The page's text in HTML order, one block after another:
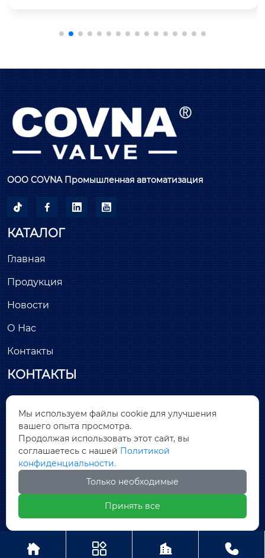
ндартное напряжение 220 в переменного ток
для большинства типов воздуха, воды, легкого
масла, топлива, растворителей, спирта и мног
их кислот, опционально epdm или viton.
тип привода: электрический привод интеллек
туального типа, электрический привод модул
ирующего/регулирующего типа, электрическ
ий привод управления включением/выключе
нием для бабочковидного клапана, шарового
крана, задвижки, шарового клапана.
модель: hk60-d-ms
диапазон размеров: от 2” до 16”
диапазон давления: от 1,6 мпа до 6,4 мпа
ООО COVNA Промышленная автоматизация
   
КАТАЛОГ
Главная
Продукция
Новости
О Нас
Контакты
КОНТАКТЫ
 Лунчан, улица Хантанг, № 26, Цяньтоу, район
Дунчэн, город Дунгуань, провинция Гуандун
 sales@covnamall.com

Copyright © ООО COVNA Промышленная
автоматизация
   
Мы используем файлы cookie для улучшения
вашего опыта просмотра.
Продолжая использовать этот сайт, вы
соглашаетесь с нашей Политикой
конфиденциальности.
Только необходимые
Принять все